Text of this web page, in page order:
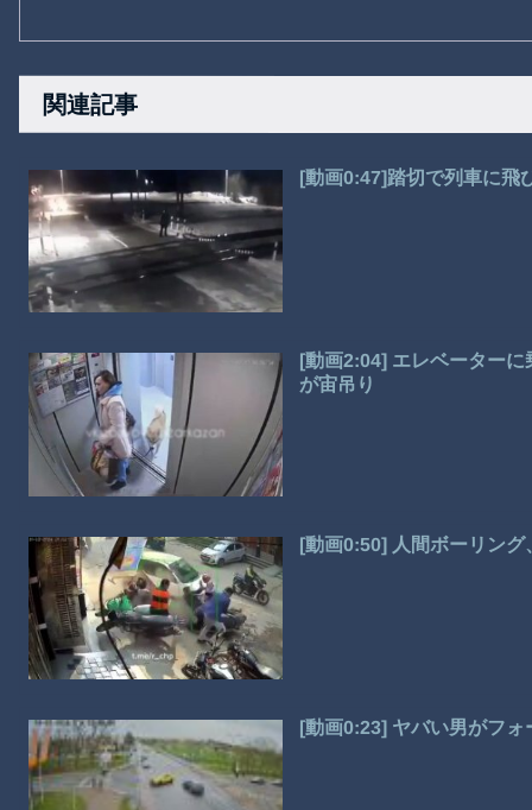
関連記事
[動画0:47]踏切で列車に飛
[動画2:04] エレベーター
が宙吊り
[動画0:50] 人間ボーリン
[動画0:23] ヤバい男がフ